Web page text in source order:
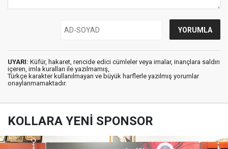
UYARI: Küfür, hakaret, rencide edici cümleler veya imalar, inançlara saldırı
içeren, imla kuralları ile yazılmamış,
Türkçe karakter kullanılmayan ve büyük harflerle yazılmış yorumlar
onaylanmamaktadır.
KOLLARA YENİ SPONSOR